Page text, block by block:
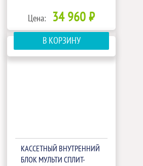
Цена: 34 960 ₽
В КОРЗИНУ
КАССЕТНЫЙ ВНУТРЕННИЙ
БЛОК МУЛЬТИ СПЛИТ-